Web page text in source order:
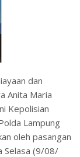
dan
Anita Maria
Kepolisian
Lampung
oleh pasangan
Selasa (9/08/